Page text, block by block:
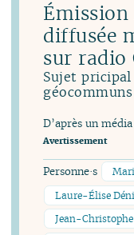
Émission
diffusée
sur radio
Sujet pricipal
géocommuns
D’après un
Avertissement
Personne·s
Laure-Élise
Jean-Christophe